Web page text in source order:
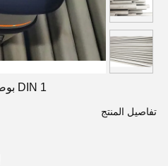
DIN 1 بوصة أنابيب الفولاذ المقاوم للصدأ
تفاصيل المنتج